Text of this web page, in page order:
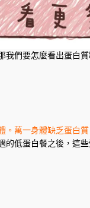
我們要怎麼看出蛋白
萬一身體缺乏蛋白
低蛋白餐之後，這